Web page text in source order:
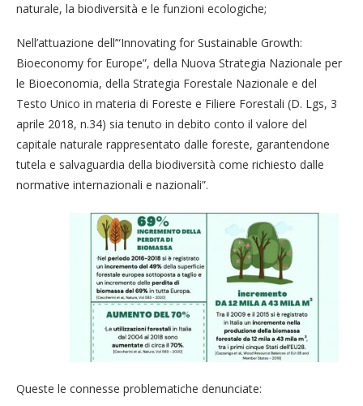
naturale, la biodiversità e le funzioni ecologiche;
Nell’attuazione dell’“Innovating for Sustainable Growth:
Bioeconomy for Europe”, della Nuova Strategia Nazionale per
le Bioeconomia, della Strategia Forestale Nazionale e del
Testo Unico in materia di Foreste e Filiere Forestali (D. Lgs, 3
aprile 2018, n.34) sia tenuto in debito conto il valore del
capitale naturale rappresentato dalle foreste, garantendone
tutela e salvaguardia della biodiversità come richiesto dalle
normative internazionali e nazionali”.
Queste le connesse problematiche denunciate: